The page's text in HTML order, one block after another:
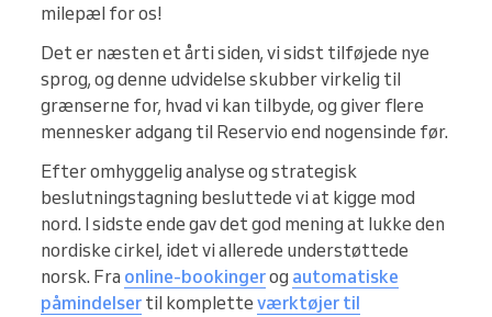
milepæl for os!
Det er næsten et årti siden, vi sidst tilføjede nye
sprog, og denne udvidelse skubber virkelig til
grænserne for, hvad vi kan tilbyde, og giver flere
mennesker adgang til Reservio end nogensinde før.
Efter omhyggelig analyse og strategisk
beslutningstagning besluttede vi at kigge mod
nord. I sidste ende gav det god mening at lukke den
nordiske cirkel, idet vi allerede understøttede
norsk. Fra online-bookingerog automatiske
påmindelser til komplette værktøjer til